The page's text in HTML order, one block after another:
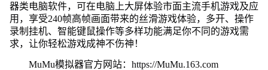
器类电脑软件，可在电脑上大屏体验市面主流手机游戏及应
用，享受240帧高帧画面带来的丝滑游戏体验，多开、操作
录制挂机、智能键鼠操作等多样功能满足你不同的游戏需
求，让你轻松游戏成神不伤神！
MuMu模拟器官方网站：https://MuMu.163.com